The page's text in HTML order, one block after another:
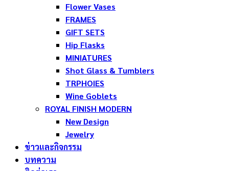
Flower Vases
FRAMES
GIFT SETS
Hip Flasks
MINIATURES
Shot Glass & Tumblers
TRPHOIES
Wine Goblets
ROYAL FINISH MODERN
New Design
Jewelry
ข่าวและกิจกรรม
บทความ